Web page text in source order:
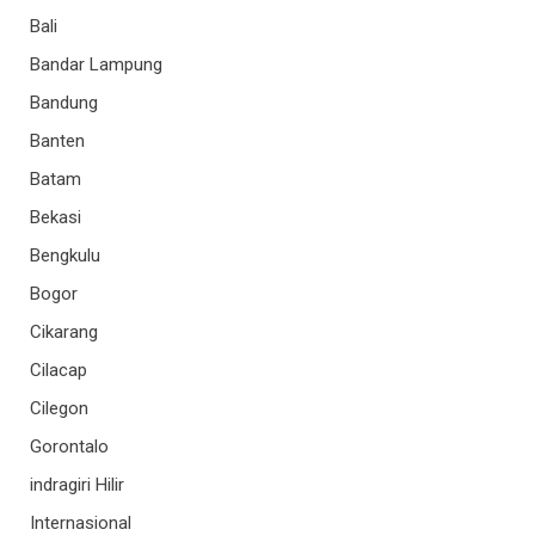
Bali
Bandar Lampung
Bandung
Banten
Batam
Bekasi
Bengkulu
Bogor
Cikarang
Cilacap
Cilegon
Gorontalo
indragiri Hilir
Internasional